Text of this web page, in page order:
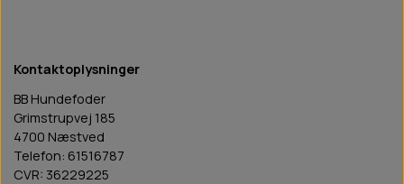
Kontaktoplysninger
BB Hundefoder
Grimstrupvej 185
4700 Næstved
Telefon: 61516787
CVR: 36229225